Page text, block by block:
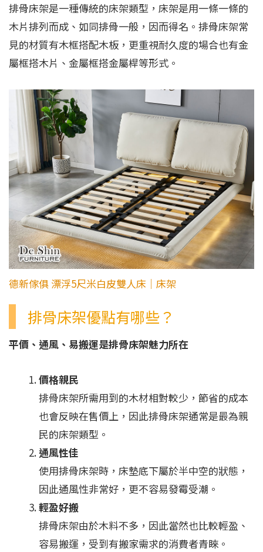
排骨床架是一種傳統的床架類型，床架是用一條一條的
木片排列而成、如同排骨一般，因而得名。排骨床架常
見的材質有木框搭配木板，更重視耐久度的場合也有金
屬框搭木片、金屬框搭金屬桿等形式。
德新傢俱 漂浮5尺米白皮雙人床│床架
排骨床架優點有哪些？
平價、通風、易搬運是排骨床架魅力所在
價格親民
排骨床架所需用到的木材相對較少，節省的成本
也會反映在售價上，因此排骨床架通常是最為親
民的床架類型。
通風性佳
使用排骨床架時，床墊底下屬於半中空的狀態，
因此通風性非常好，更不容易發霉受潮。
輕盈好搬
排骨床架由於木料不多，因此當然也比較輕盈、
容易搬運，受到有搬家需求的消費者青睞。